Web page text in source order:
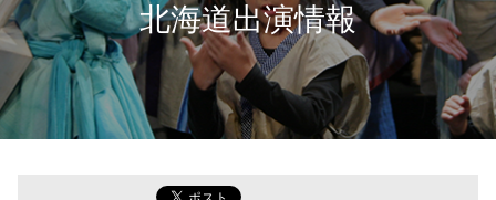
北海道出演情報